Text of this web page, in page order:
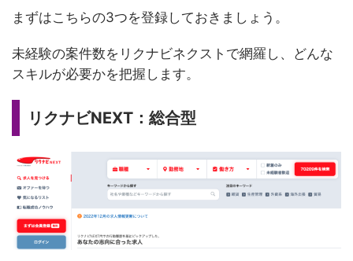
まずはこちらの3つを登録しておきましょう。
未経験の案件数をリクナビネクストで網羅し、どんな
スキルが必要かを把握します。
リクナビNEXT：総合型